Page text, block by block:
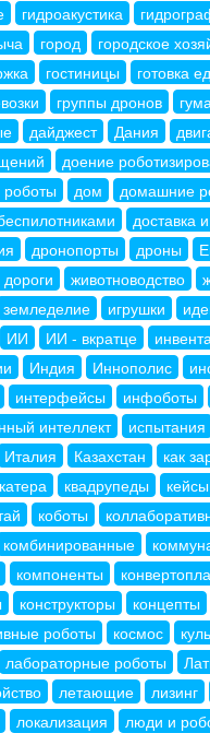
гидроакустика
город
городское
гостиницы готовка
группы дронов
дайджест Дания
доение
дом домашние
доставка
дронопорты дроны
животноводство
земледелие игрушки
ИИ ИИ - вкратце
Индия Иннополис
интерфейсы инфоботы
интеллект
испытания
Италия Казахстан
как
катера квадрупеды кейсы
коботы
комбинированные
компоненты
конструкторы
концепты
роботы
космос
лабораторные роботы
летающие лизинг
локализация люди и